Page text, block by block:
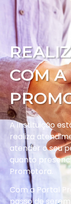
COM
A instituição
realiza
atender o seu
quanto
Promotora.
Com a Portal
passo de